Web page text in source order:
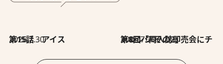
2026.7.30
第15話 アイス 2026.7.30
第8回「同人誌即売会にチャレンジ その2」